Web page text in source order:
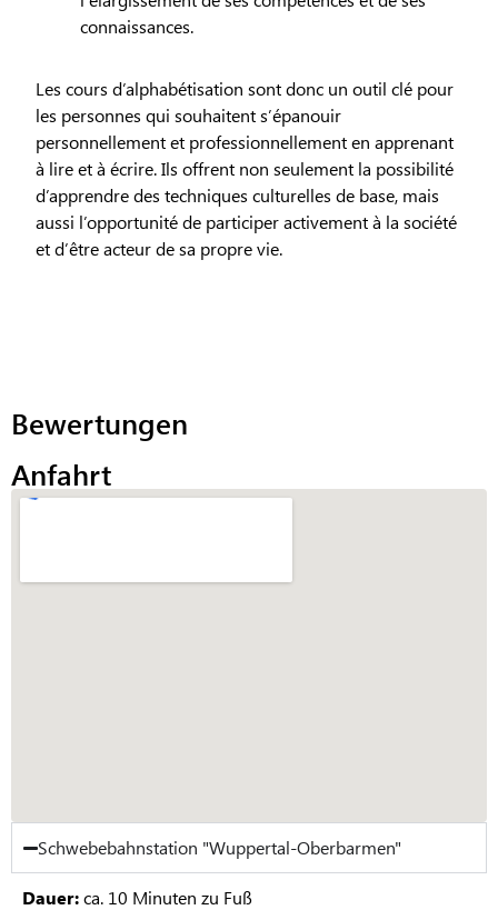
connaissances.
Les cours d’alphabétisation sont donc un outil clé pour
les personnes qui souhaitent s’épanouir
personnellement et professionnellement en apprenant
à lire et à écrire. Ils offrent non seulement la possibilité
d’apprendre des techniques culturelles de base, mais
aussi l’opportunité de participer activement à la société
et d’être acteur de sa propre vie.
Bewertungen
Anfahrt
Schwebebahnstation "Wuppertal-Oberbarmen"
Dauer:ca. 10 Minuten zu Fuß